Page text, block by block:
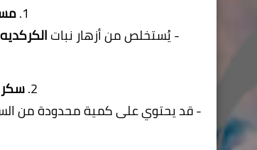
1.
- يُستخلص من أزهار نبات
2. سكر
- قد يحتوي على كمية محدودة من